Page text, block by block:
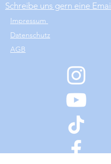
Schreibe uns gern eine Email
Impressum
Datenschutz
AGB